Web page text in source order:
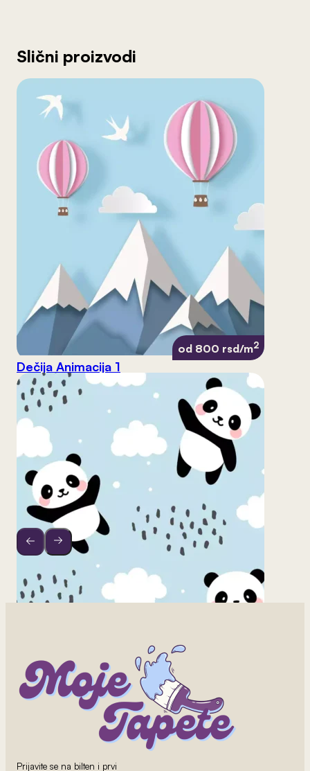
Slični proizvodi
od 800 rsd/m2
Dečija Animacija 1
Prijavite se na bilten i prvi